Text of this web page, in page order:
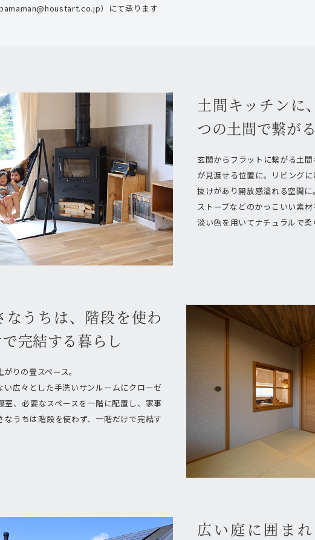
）にて承ります
土間キッチンに
つの土間で繋が
玄関からフラットに繋がる土
が見渡せる位置に。リビング
抜けがあり開放感溢れる空間に
ストーブなどのかっこいい素
淡い色を用いてナチュラルで
なうちは、階段を使わ
完結する暮らし
りの畳スペース。
い広々とした手洗いサンルームにクローゼ
室、必要なスペースを一階に配置し、家事
なうちは階段を使わず、一階だけで完結す
広い庭に囲ま